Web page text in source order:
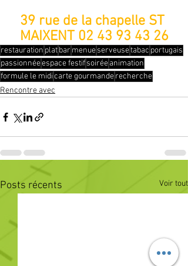
39 rue de la chapelle ST
MAIXENT 02 43 93 43 26
restauration platbar menueserveusetabac portugais
passionnéeespace festifsoiréeanimation
formule le midicarte gourmanderecherche
Rencontre avec
Posts récents Voir tout